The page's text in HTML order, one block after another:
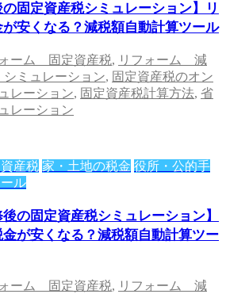
の固定資産税シミュレーション】リ
安くなる？減税額自動計算ツール
ーム 固定資産税, リフォーム 減
ミュレーション, 固定資産税のオン
レーション, 固定資産税計算方法, 省
レーション
産税 家・土地の税金 役所・公的手
ル
後の固定資産税シミュレーション】
金が安くなる？減税額自動計算ツー
ーム 固定資産税, リフォーム 減